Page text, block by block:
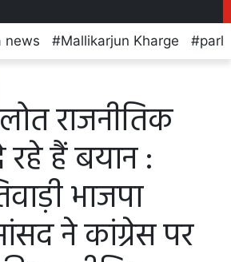
news Mallikarjun Kharge
राजनीतिक
हैं बयान :
भाजपा
ने कांग्रेस पर